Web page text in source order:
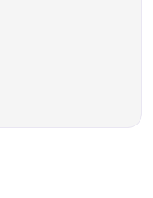
UN’ELEVATA